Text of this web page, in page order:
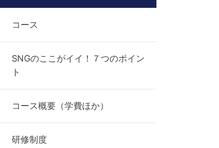
コース
SNGのここがイイ！７つのポイン
ト
コース概要（学費ほか）
研修制度